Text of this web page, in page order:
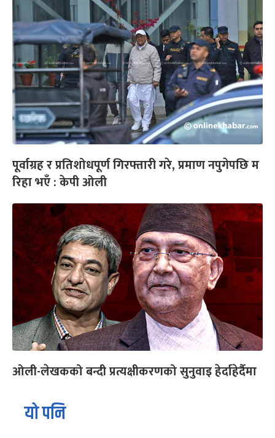
पूर्वाग्रह र प्रतिशोधपूर्ण गिरफ्तारी गरे, प्रमाण नपुगेपछि म
रिहा भएँ : केपी ओली
ओली-लेखकको बन्दी प्रत्यक्षीकरणको सुनुवाइ हेर्दाहेर्दैमा
यो पनि